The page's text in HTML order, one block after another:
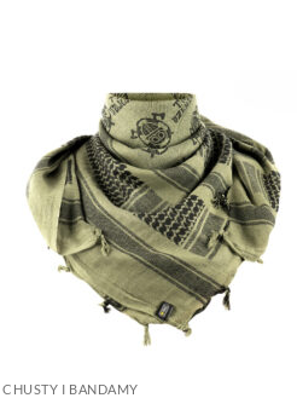
CHUSTY I BANDAMY